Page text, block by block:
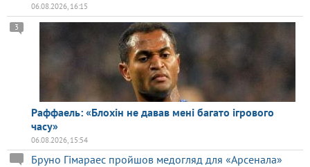
06.08.2026, 16:15
Раффаель: «Блохін не давав мені багато ігрового
часу»
3
06.08.2026, 15:54
Бруно Гімараес пройшов медогляд для «Арсенала»